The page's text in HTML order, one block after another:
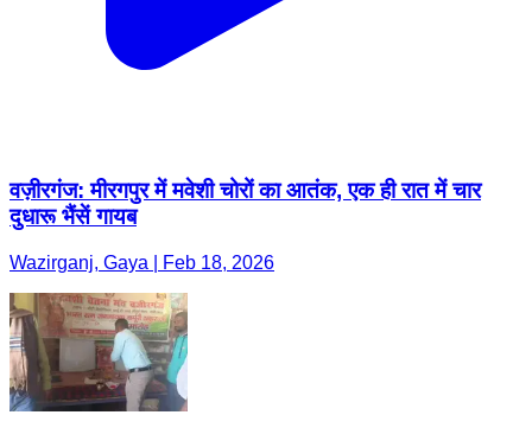
वज़ीरगंज: मीरगपुर में मवेशी चोरों का आतंक, एक ही रात में चार
दुधारू भैंसें गायब
Wazirganj, Gaya | Feb 18, 2026